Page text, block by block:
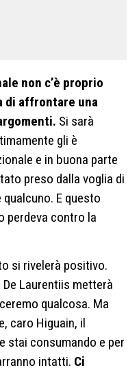
non c’è proprio
di affrontare una
Si sarà
gli è
e in buona parte
preso dalla voglia di
E questo
perdeva contro la
si rivelerà positivo.
Laurentiis metterà
qualcosa. Ma
caro Higuain, il
stai consumando e per
intatti. Ci